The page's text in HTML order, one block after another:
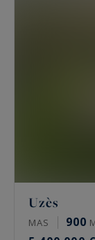
Uzès
MAS 900